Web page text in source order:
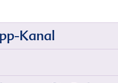
Kanal